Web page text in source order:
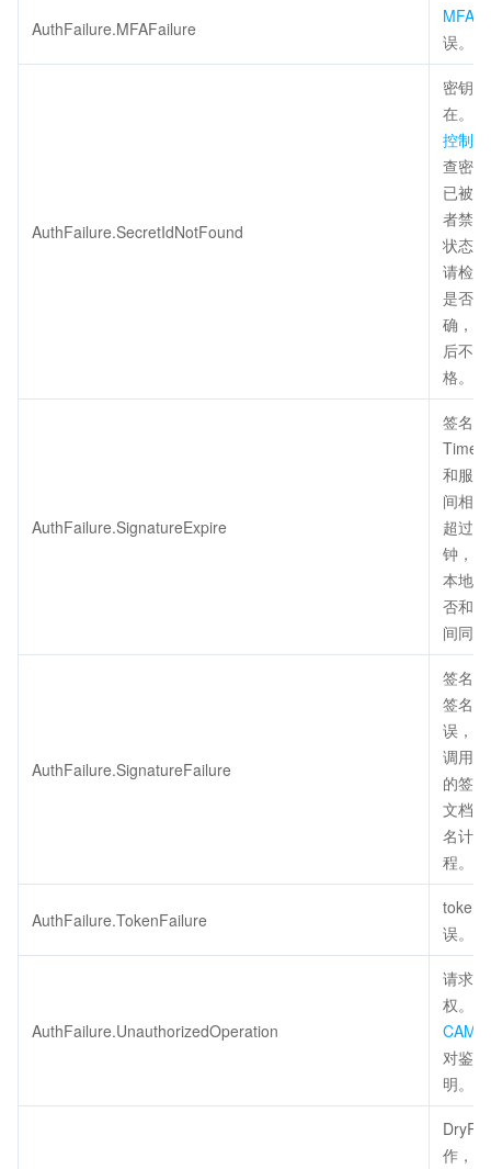
AuthFailure.MFAFailure
MFA
误。
AuthFailure.SecretIdNotFound
密钥
在。
控制台
查密
已被
者禁
状态
请检
是否
确，
后不
格。
AuthFailure.SignatureExpire
签名
和服
间相
超过
钟，
本地
否和
间同
AuthFailure.SignatureFailure
签名
签名
误，
调用
的签
文档
名计
程。
AuthFailure.TokenFailure
token
误。
AuthFailure.UnauthorizedOperation
请求
权。
CAM
对鉴
明。
作，